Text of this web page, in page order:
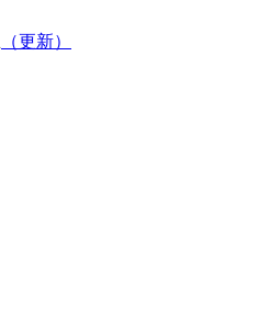
（更新）